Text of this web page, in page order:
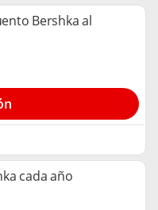
Bershka al
cada año